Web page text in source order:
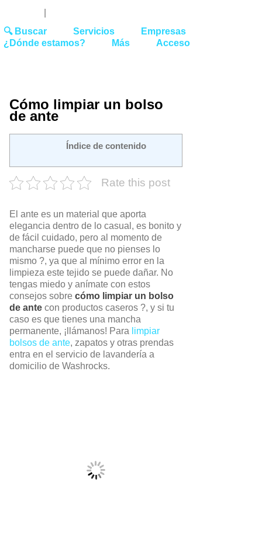
🔍 Buscar Servicios
Empresas
¿Dónde estamos?
Más Acceso
Cómo limpiar un bolso
de ante
Índice de contenido
Rate this post
El ante es un material que aporta
elegancia dentro de lo casual, es bonito y
de fácil cuidado, pero al momento de
mancharse puede que no pienses lo
mismo ?, ya que al mínimo error en la
limpieza este tejido se puede dañar. No
tengas miedo y anímate con estos
consejos sobre cómo limpiar un bolso
de ante con productos caseros ?, y si tu
caso es que tienes una mancha
permanente, ¡llámanos! Para limpiar
bolsos de ante, zapatos y otras prendas
entra en el servicio de lavandería a
domicilio de Washrocks.